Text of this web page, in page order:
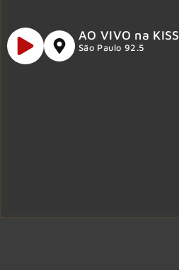
AO VIVO na KISS
São Paulo 92.5